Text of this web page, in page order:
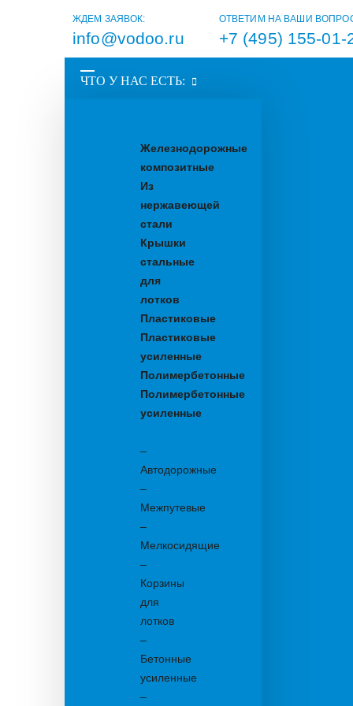
ЖДЕМ ЗАЯВОК:
info@vodoo.ru
ОТВЕТИМ НА ВАШИ
+7 (495) 155-01-
ЧТО У НАС ЕСТЬ:
Железнодорожные
композитные
Из
нержавеющей
стали
Крышки
стальные
для
лотков
Пластиковые
Пластиковые
усиленные
Полимербетонные
Полимербетонные
усиленные
–
Автодорожные
–
Межпутевые
–
Мелкосидящие
–
Корзины
для
лотков
–
Бетонные
усиленные
–